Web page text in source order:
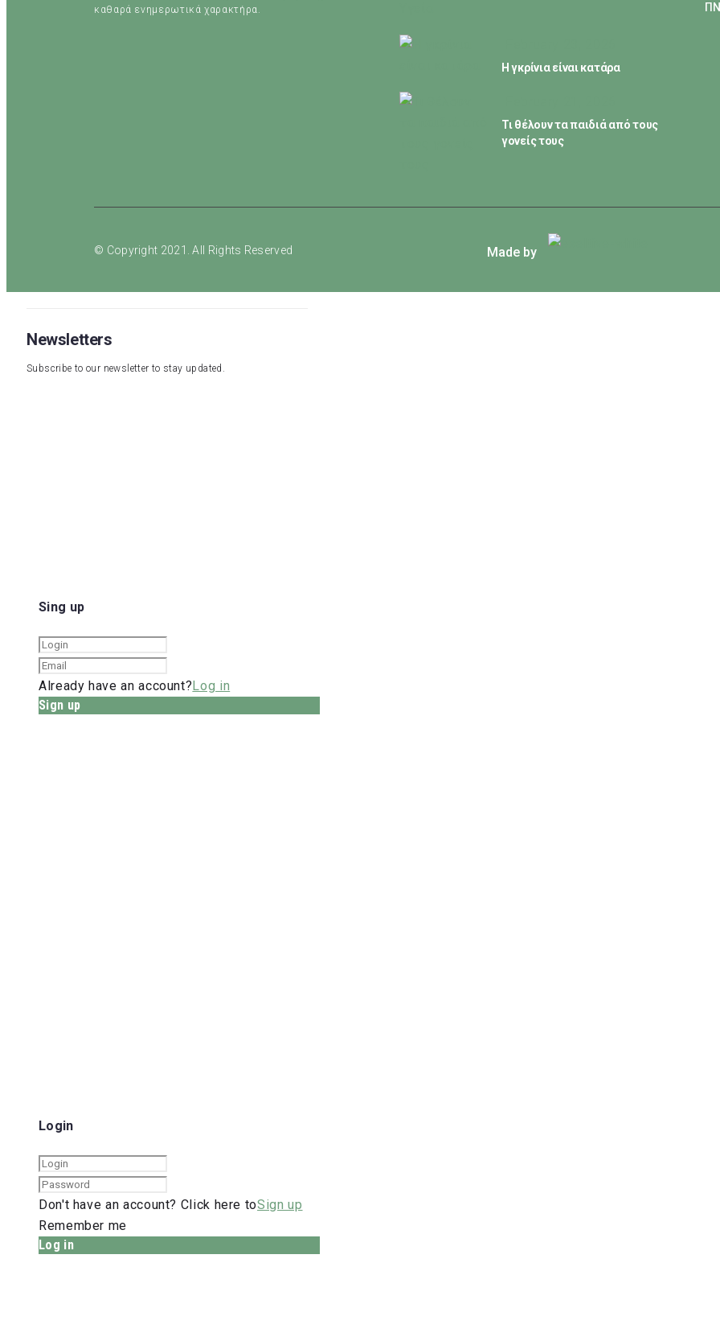
καθαρά ενημερωτικά χαρακτήρα.
Η γκρίνια είναι κατάρα
Τι θέλουν τα παιδιά από τους
γονείς τους
© Copyright 2021. All Rights Reserved Made by
Newsletters
Subscribe to our newsletter to stay updated.
Sing up
Already have an account?Log in
Sign up
Login
Don't have an account? Click here toSign up
Remember me
Log in